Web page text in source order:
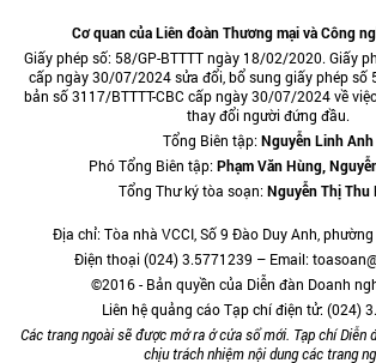
Cơ quan của Liên đoàn Thương mại và Công
Giấy phép số: 58/GP-BTTTT ngày 18/02/2020. Giấy
cấp ngày 30/07/2024 sửa đổi, bổ sung giấy phép số
bản số 3117/BTTTT-CBC cấp ngày 30/07/2024 về
thay đổi người đứng đầu.
Tổng Biên tập:Nguyễn Linh Anh
Phó Tổng Biên tập:Phạm Văn Hùng,
Tổng Thư ký tòa soạn:Nguyễn Thị Thu
Địa chỉ: Tòa nhà VCCI, Số 9 Đào Duy Anh,
Điện thoại (024) 3.5771239 – Email:
©2016 - Bản quyền của Diễn đàn Doanh
Liên hệ quảng cáo Tạp chí điện tử: (024)
Các trang ngoài sẽ được mở ra ở cửa sổ mới. Tạp chí Diễn
chịu trách nhiệm nội dung các trang